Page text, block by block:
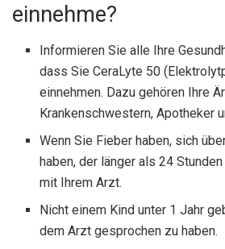
einnehme?
Informieren Sie alle Ihre
dass Sie CeraLyte 50
einnehmen. Dazu gehören Ihre
Krankenschwestern, Apotheker
Wenn Sie Fieber haben, sich
haben, der länger als 24
mit Ihrem Arzt.
Nicht einem Kind unter 1 Jahr
dem Arzt gesprochen zu haben.